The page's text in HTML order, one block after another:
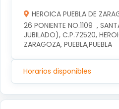
HEROICA PUEBLA DE
26 PONIENTE NO.1109  ,
JUBILADO), C.P.72520,
ZARAGOZA, PUEBLA,PUEBLA
Horarios disponibles